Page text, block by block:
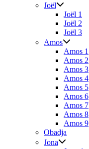
Joël
Joël 1
Joël 2
Joël 3
Amos
Amos 1
Amos 2
Amos 3
Amos 4
Amos 5
Amos 6
Amos 7
Amos 8
Amos 9
Obadja
Jona